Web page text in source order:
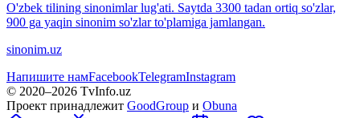
O'zbek tilining sinonimlar lug'ati. Saytda 3300 tadan ortiq so'zlar,
900 ga yaqin sinonim so'zlar to'plamiga jamlangan.
sinonim.uz
Напишите намFacebookTelegramInstagram
© 2020–2026 TvInfo.uz
Проект принадлежит GoodGroup и Obuna